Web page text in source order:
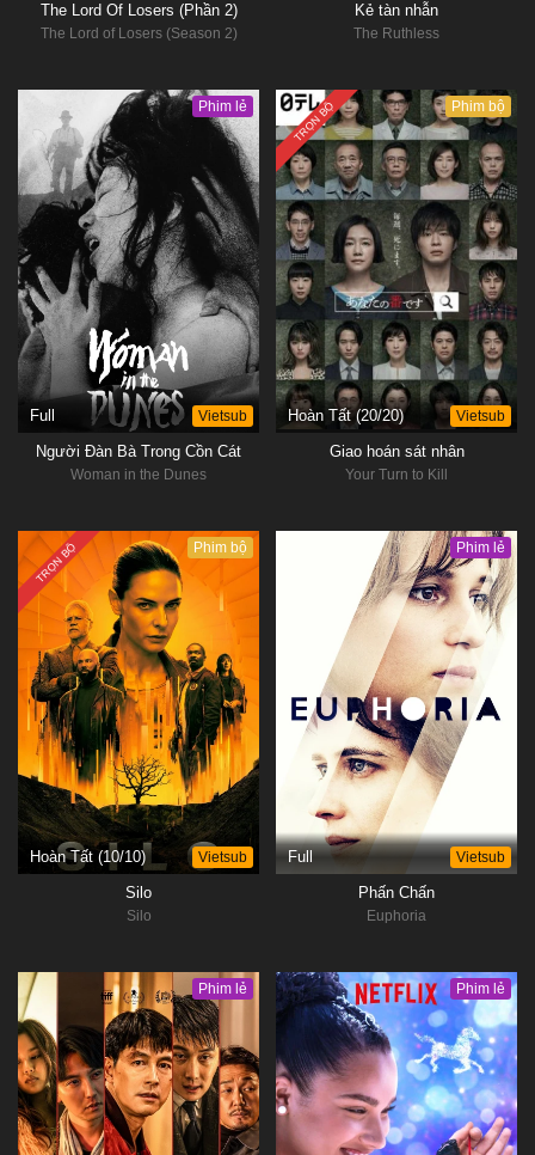
The Lord Of Losers (Phần 2)
The Lord of Losers (Season 2)
Kẻ tàn nhẫn
The Ruthless
Phim lẻ
Full Vietsub
Người Đàn Bà Trong Cồn Cát
Woman in the Dunes
TRỌN BỘ Phim bộ
Hoàn Tất (20/20) Vietsub
Giao hoán sát nhân
Your Turn to Kill
TRỌN BỘ Phim bộ
Hoàn Tất (10/10) Vietsub
Silo
Silo
Phim lẻ
Full Vietsub
Phấn Chấn
Euphoria
Phim lẻ Phim lẻ